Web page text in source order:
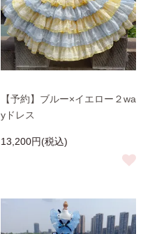
【予約】ブルー×イエロー２wa
yドレス
13,200円(税込)